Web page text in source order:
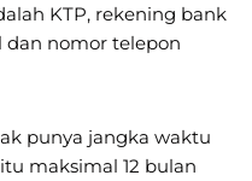
KTP, rekening bank
dan nomor telepon
punya jangka waktu
maksimal 12 bulan